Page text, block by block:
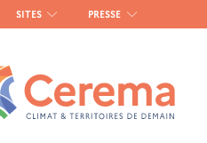
SITES PRESSE